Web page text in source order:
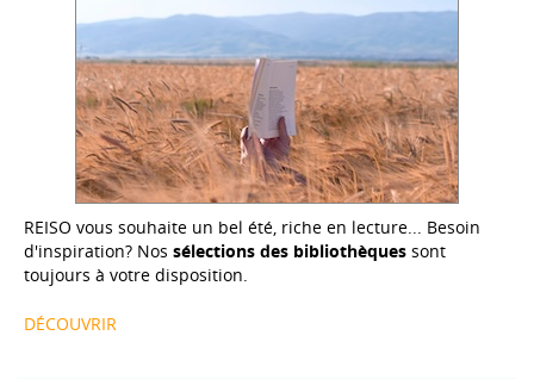
REISO vous souhaite un bel été, riche en lecture... Besoin
d'inspiration? Nos sélections des bibliothèques sont
toujours à votre disposition.
DÉCOUVRIR